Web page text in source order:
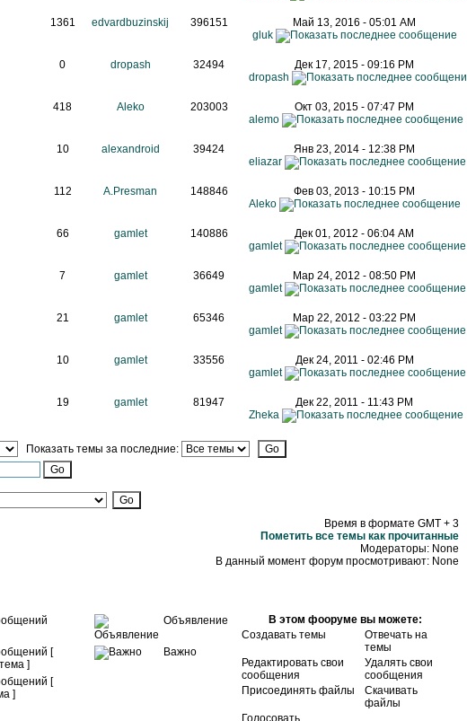
1361 edvardbuzinskij 396151
Май 13, 2016 - 05:01 AM
gluk
0 dropash 32494
Дек 17, 2015 - 09:16 PM
dropash
418 Aleko 203003
Окт 03, 2015 - 07:47 PM
alemo
10 alexandroid 39424
Янв 23, 2014 - 12:38 PM
eliazar
112 A.Presman 148846
Фев 03, 2013 - 10:15 PM
Aleko
66 gamlet 140886
Дек 01, 2012 - 06:04 AM
gamlet
7 gamlet 36649
Мар 24, 2012 - 08:50 PM
gamlet
21 gamlet 65346
Мар 22, 2012 - 03:22 PM
gamlet
10 gamlet 33556
Дек 24, 2011 - 02:46 PM
gamlet
19 gamlet 81947
Дек 22, 2011 - 11:43 PM
Zheka
Показать темы за последние:
Время в формате GMT + 3
Пометить все темы как прочитанные
Модераторы: None
В данный момент форум просмотривают: None
Объявление
[
]
Важно
[
]
В этом фооруме вы можете:
Создавать темы
Отвечать на
темы
Редактировать свои
сообщения
Удалять свои
сообщения
Присоединять файлы
Скачивать
файлы
Голосовать